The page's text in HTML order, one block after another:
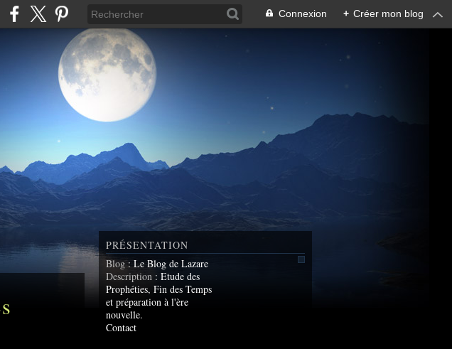
Connexion + Créer mon blog
PRÉSENTATION
Blog : Le Blog de Lazare
Description : Etude des
Prophéties, Fin des Temps
et préparation à l'ère
nouvelle.
Contact